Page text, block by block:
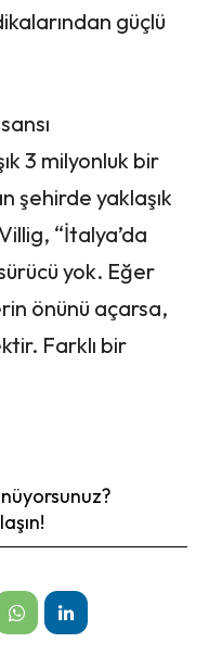
güçlü
3 milyonluk bir
şehirde yaklaşık
“İtalya’da
yok. Eğer
önünü açarsa,
Farklı bir